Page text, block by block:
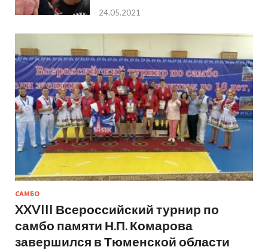
24.05.2021
САМБО
XXVIII Всероссийский турнир по
самбо памяти Н.П. Комарова
завершился в Тюменской области